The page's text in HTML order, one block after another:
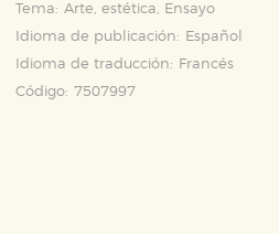
Tema: Arte, estética, Ensayo
Idioma de publicación:
Español
Idioma de traducción:
Francés
Código: 7507997